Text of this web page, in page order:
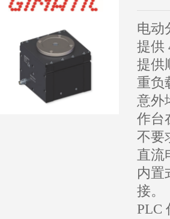
电动
提供
提供
重负
意外
作台
不要
直流
内置
接。
PLC